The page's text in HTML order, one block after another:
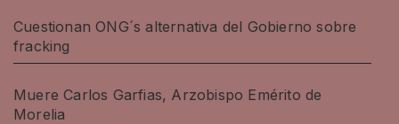
Cuestionan ONG´s alternativa del Gobierno sobre
fracking
Muere Carlos Garfias, Arzobispo Emérito de
Morelia